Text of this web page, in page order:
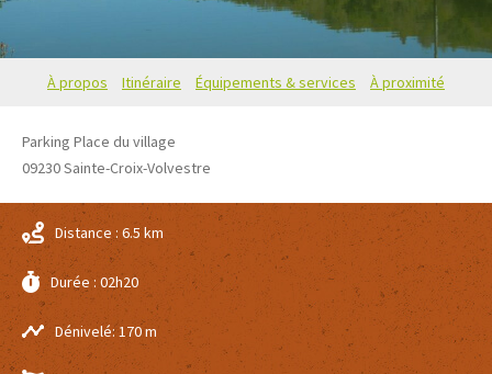
À propos Itinéraire Équipements & services À proximité
Parking Place du village
09230Sainte-Croix-Volvestre
Distance : 6.5 km
Durée : 02h20
Dénivelé: 170 m